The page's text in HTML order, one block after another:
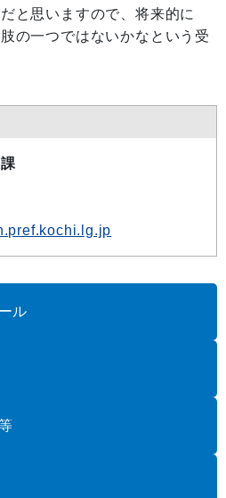
と思いますので、将来的に
の一つではないかなという受
ル